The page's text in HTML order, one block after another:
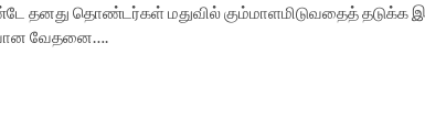
தனது தொண்டர்கள் மதுவில் கும்மாளமிடுவதைத் தடுக்க
வேதனை….